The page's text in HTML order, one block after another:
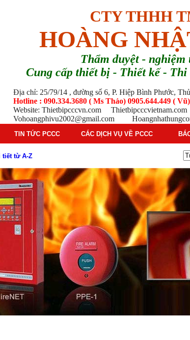
CTY THHH
HOÀNG
Thẩm duyệt - nghiệm
Cung cấp thiết bị - Thiết kế - Thi
Địa chỉ: 25/79/14 , đường số 6, P. Hiệp Bình Phước,
Hotline : 090.334.3680 ( Ms Thảo) 0905.644.449 ( Vũ)
Website: Thietbipcccvn.com
Vohoangphivu2002@gmail.com
TIN TỨC PCCC CÁC DỊCH VỤ VỀ PCCC
tiết từ A-Z
Hochiki định kỳ
cháy Horing
hiện nay
thị trường
tình huống khẩn cấp hiệu quả
sprinkler tự động
động và ứng dụng thực tế
động chi tiết